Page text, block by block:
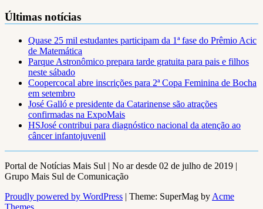
Últimas notícias
Quase 25 mil estudantes participam da 1ª fase do Prêmio Acic
de Matemática
Parque Astronômico prepara tarde gratuita para pais e filhos
neste sábado
Coopercocal abre inscrições para 2ª Copa Feminina de Bocha
em setembro
José Galló e presidente da Catarinense são atrações
confirmadas na ExpoMais
HSJosé contribui para diagnóstico nacional da atenção ao
câncer infantojuvenil
Portal de Notícias Mais Sul | No ar desde 02 de julho de 2019 |
Grupo Mais Sul de Comunicação
Proudly powered by WordPress | Theme: SuperMag by Acme
Themes